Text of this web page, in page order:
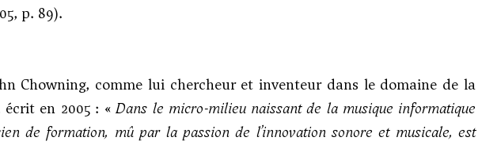
p. 89).
Chowning, comme lui chercheur et inventeur dans le domaine de la
écrit en 2005 : «Dans le micro-milieu naissant de la musique informatique
de formation, mû par la passion de l’innovation sonore et musicale, est